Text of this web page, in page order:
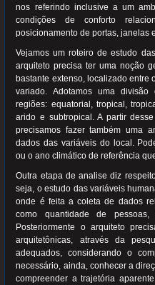
nos referindo inclusive a um
condições de conforto
posicionamento de portas, janelas
Vejamos um roteiro de estudo
arquiteto precisa ter uma noção
bastante extenso, localizado entre
variado. Adotamos uma
regiões: equatorial, tropical,
arido e subtropical. A partir
precisamos fazer também uma
dados das variáveis do local.
ou o ano climático de referência
Outra etapa de analise diz
seja, o estudo das variáveis
onde é feita a coleta de dados
como quantidade de pessoas,
Posteriormente o arquiteto
arquitetônicas, através da
adequados, considerando o
necessário, ainda, conhecer a
compreender a trajetória